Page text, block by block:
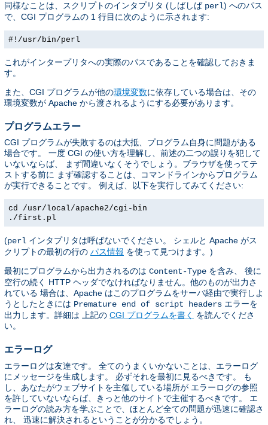
同様なことは、スクリプトのインタプリタ (しばしば perl) へのパス
で、CGI プログラムの 1 行目に次のように示されます:
#!/usr/bin/perl
これがインタープリタへの実際のパスであることを確認しておきま
す。
また、CGI プログラムが他の環境変数に依存している場合は、その
環境変数が Apache から渡されるようにする必要があります。
プログラムエラー
CGI プログラムが失敗するのは大抵、プログラム自身に問題がある
場合です。 一度 CGI の使い方を理解し、前述の二つの誤りを犯して
いないならば、 まず間違いなくそうでしょう。ブラウザを使ってテ
ストする前に まず確認することは、コマンドラインからプログラム
が実行できることです。 例えば、以下を実行してみてください:
cd /usr/local/apache2/cgi-bin
./first.pl
(perl インタプリタは呼ばないでください。 シェルと Apache がス
クリプトの最初の行の パス情報 を使って見つけます。)
最初にプログラムから出力されるのは Content-Type を含み、 後に
空行の続く HTTP ヘッダでなければなりません。他のものが出力さ
れている 場合は、Apache はこのプログラムをサーバ経由で実行しよ
うとしたときには Premature end of script headers エラーを
出力します。詳細は 上記の CGI プログラムを書く
を読んでくださ
い。
エラーログ
エラーログは友達です。 全てのうまくいかないことは、エラーログ
にメッセージを生成します。 必ずそれを最初に見るべきです。 も
し、あなたがウェブサイトを主催している場所が エラーログの参照
を許していないならば、きっと他のサイトで主催するべきです。 エ
ラーログの読み方を学ぶことで、ほとんど全ての問題が迅速に確認さ
れ、 迅速に解決されるということが分かるでしょう。